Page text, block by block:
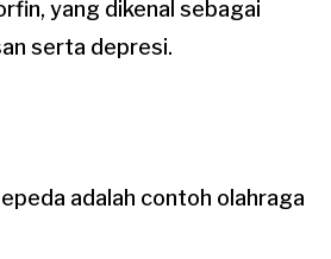
yang dikenal sebagai
serta depresi.
adalah contoh olahraga